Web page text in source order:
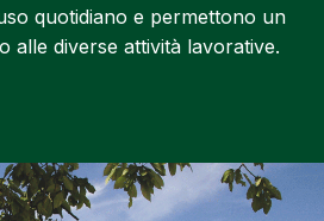
quotidiano e permettono un
alle diverse attività lavorative.